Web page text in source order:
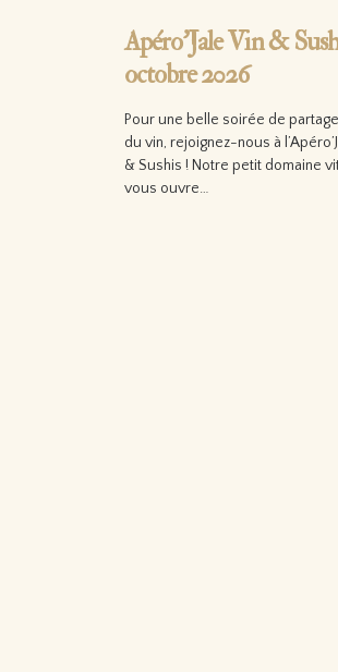
Apéro’Jale Vin &
octobre 2026
Pour une belle soirée de
du vin, rejoignez-nous à
& Sushis ! Notre petit domaine
vous ouvre…